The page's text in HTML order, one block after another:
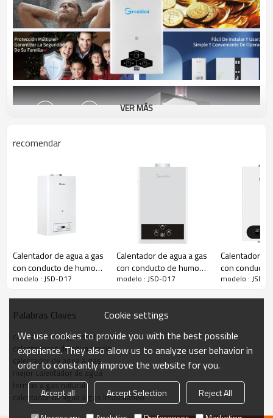
N º de Modelo.: JSD-D17
Manera de escape: Tipo de chimenea
Salida de agua nominal (△T=25℃)
L/Min
6~20L/min
Tipo de gasolina:
GLP: 2800Pa/2740Pa
Salida de potencia: 12~40KW
1. Protección contra
VER MÁS
recomendar
Calentador de agua a gas
con conducto de humos
JSD-D13
modelo : JSD-D17
Calentador de agua a gas
con conducto de humos
JSD-D18
modelo : JSD-D17
Calentador
con conducto
JSD-D1
modelo : JSD-
Palabras Claves
calentador de agua sin tanque
calentadores de agua precios
calentador de agua a gas
mejor calentador de agua
termas a gas natural
calentador de agua a gas instantaneo
Cookie settings
We use cookies to provide you with the best possible
experience. They also allow us to analyze user behavior in
order to constantly improve the website for you.
Accept all Accept Selection
Reject All